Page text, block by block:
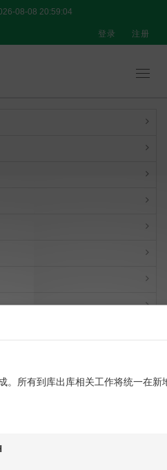
08-08 20:59:04
登录 注册
购物教程
教程
的高品质奶粉。
。所有到库出库相关工作将统一在新